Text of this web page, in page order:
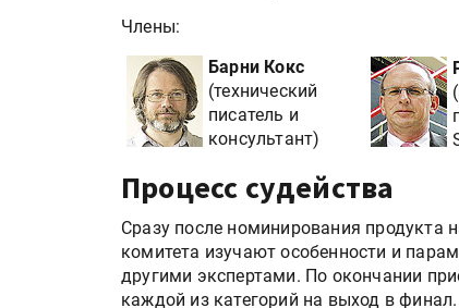
Члены:
Барни Кокс
(технический
писатель и
консультант)
Процесс судейства
Сразу после номинирования продукта
комитета изучают особенности и
другими экспертами. По окончании
каждой из категорий на выход в